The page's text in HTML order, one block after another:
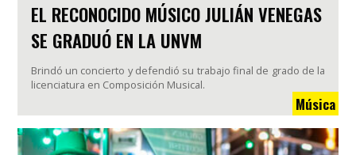
EL RECONOCIDO MÚSICO JULIÁN VENEGAS
SE GRADUÓ EN LA UNVM
Brindó un concierto y defendió su trabajo final de grado de la
licenciatura en Composición Musical.
Música